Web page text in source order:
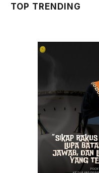
TOP TRENDING